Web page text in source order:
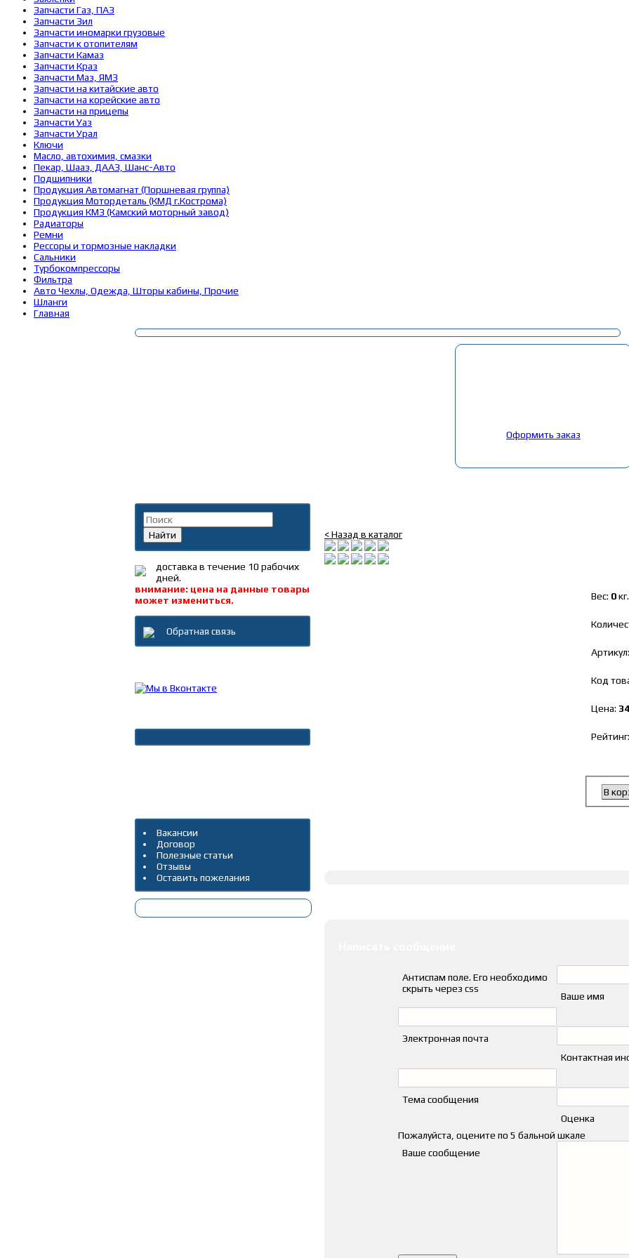
Запчасти Газ, ПАЗ
Запчасти Зил
Запчасти иномарки грузовые
Запчасти к отопителям
Запчасти Камаз
Запчасти Краз
Запчасти Маз, ЯМЗ
Запчасти на китайские авто
Запчасти на корейские авто
Запчасти на прицепы
Запчасти Уаз
Запчасти Урал
Ключи
Масло, автохимия, смазки
Пекар, Шааз, ДААЗ, Шанс-Авто
Подшипники
Продукция Автомагнат (Поршневая группа)
Продукция Мотордеталь (КМД г.Кострома)
Продукция КМЗ (Камский моторный завод)
Радиаторы
Ремни
Рессоры и тормозные накладки
Сальники
Турбокомпрессоры
Фильтра
Авто Чехлы, Одежда, Шторы кабины, Прочие
Шланги
Главная
Оформить заказ
< Назад в каталог
Вес: 0кг.
Артикул:
Код
Цена:
Рейтинг:
В
Антиспам поле. Его необходимо
скрыть через css
Ваше имя
Электронная почта
Контактная
Тема сообщения
Оценка
Пожалуйста, оцените по 5 бальной шкале
Ваше сообщение
Найти
доставка в течение 10 рабочих
дней.
внимание: цена на данные товары
может измениться.
Обратная связь
Вакансии
Договор
Полезные статьи
Отзывы
Оставить пожелания